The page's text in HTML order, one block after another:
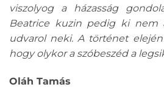
viszolyog a házasság
Beatrice kuzin pedig ki nem
udvarol neki. A történet
hogy olykor a szóbeszéd a
Oláh Tamás